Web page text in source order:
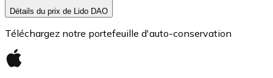
Détails du prix de Lido DAO
Téléchargez notre portefeuille d'auto-conservation